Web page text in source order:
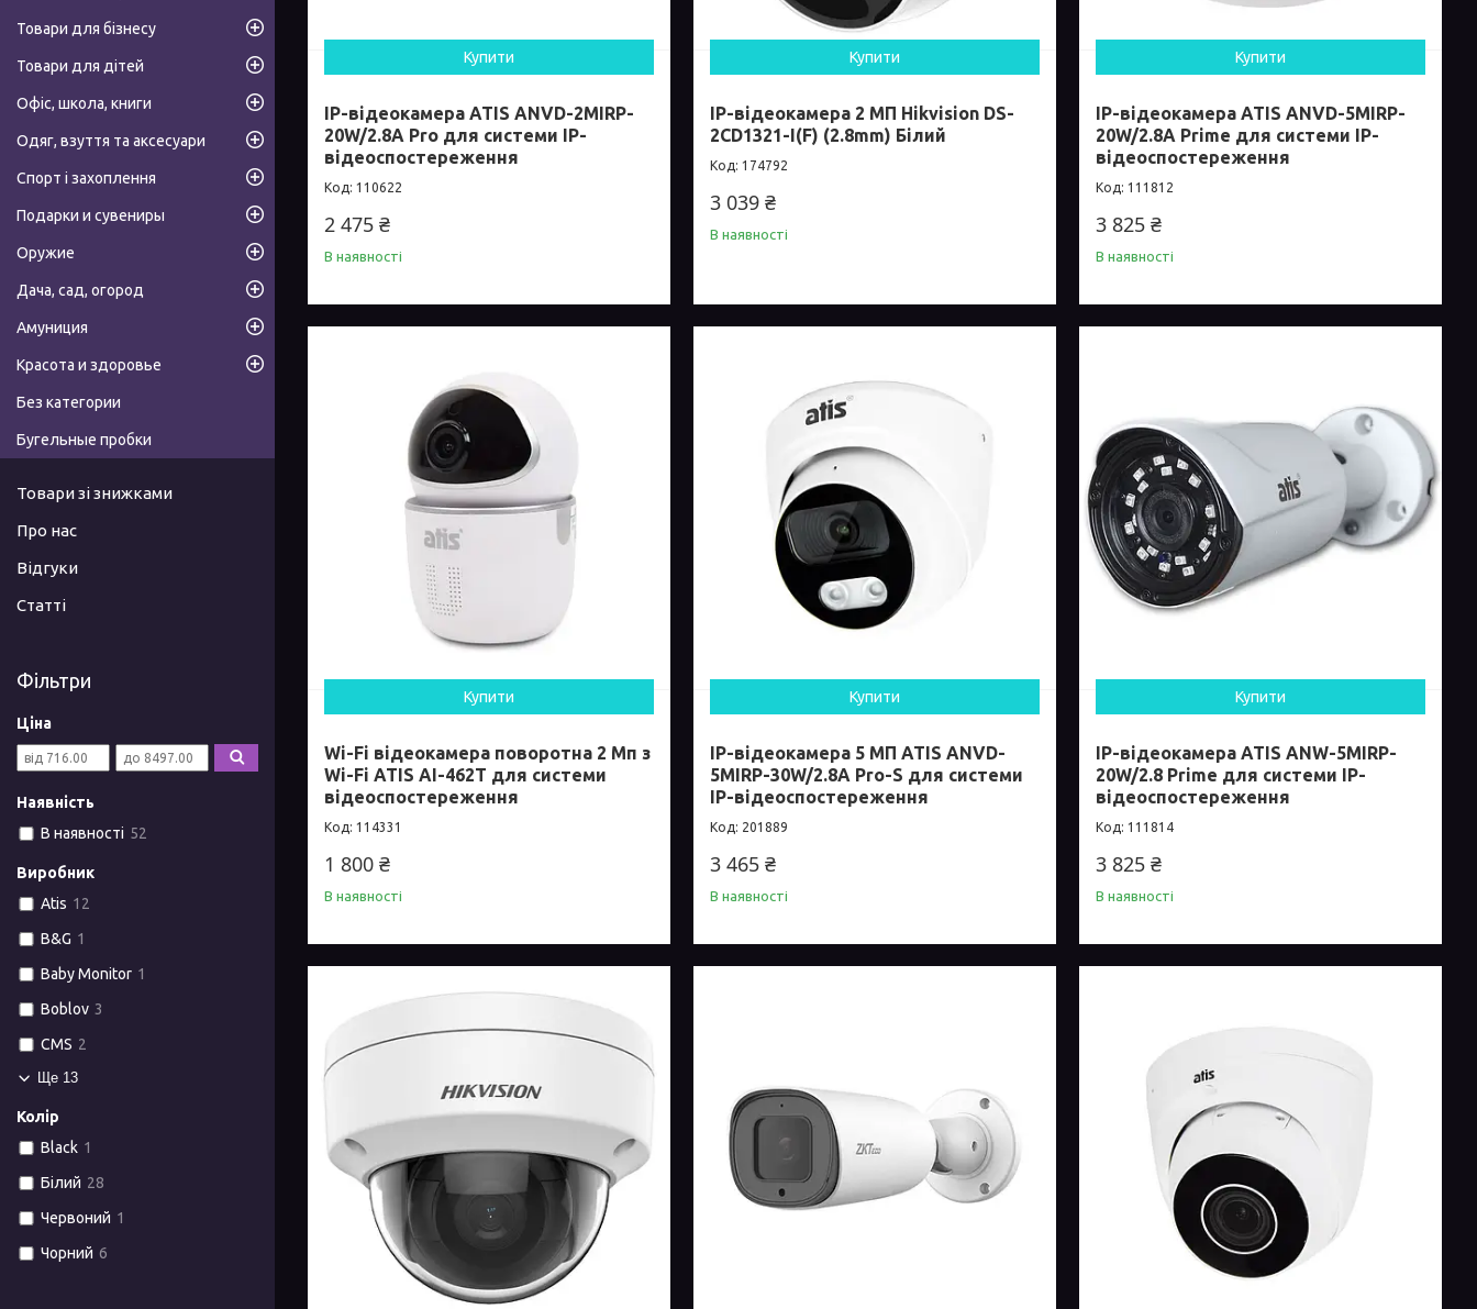
Купити
IP-відеокамера ATIS ANVD-2MIRP-
20W/2.8A Pro для системи IP-
відеоспостереження
110622
2 475 ₴
В наявності
Купити
IP-відеокамера 2 МП Hikvision DS-
2CD1321-I(F) (2.8mm) Білий
174792
3 039 ₴
В наявності
Купити
IP-відеокамера ATIS ANVD-5MIRP-
20W/2.8A Prime для системи IP-
відеоспостереження
111812
3 825 ₴
В наявності
Купити
Wi-Fi відеокамера поворотна 2 Мп з
Wi-Fi ATIS AI-462T для системи
відеоспостереження
114331
1 800 ₴
В наявності
Купити
IP-відеокамера 5 МП ATIS ANVD-
5MIRP-30W/2.8A Pro-S для системи
IP-відеоспостереження
201889
3 465 ₴
В наявності
Купити
IP-відеокамера ATIS ANW-5MIRP-
20W/2.8 Prime для системи IP-
відеоспостереження
111814
3 825 ₴
В наявності
Товари для бізнесу
Товари для дітей
Офіс, школа, книги
Одяг, взуття та аксесуари
Спорт і захоплення
Подарки и сувениры
Оружие
Дача, сад, огород
Амуниция
Красота и здоровье
Без категории
Бугельные пробки
Товари зі знижками
Про нас
Відгуки
Статті
Фільтри
Ціна
Наявність
В наявності 52
Виробник
Atis 12
B&G 1
Baby Monitor 1
Boblov 3
CMS 2
Ще 13
Колір
Black 1
Білий 28
Червоний 1
Чорний 6